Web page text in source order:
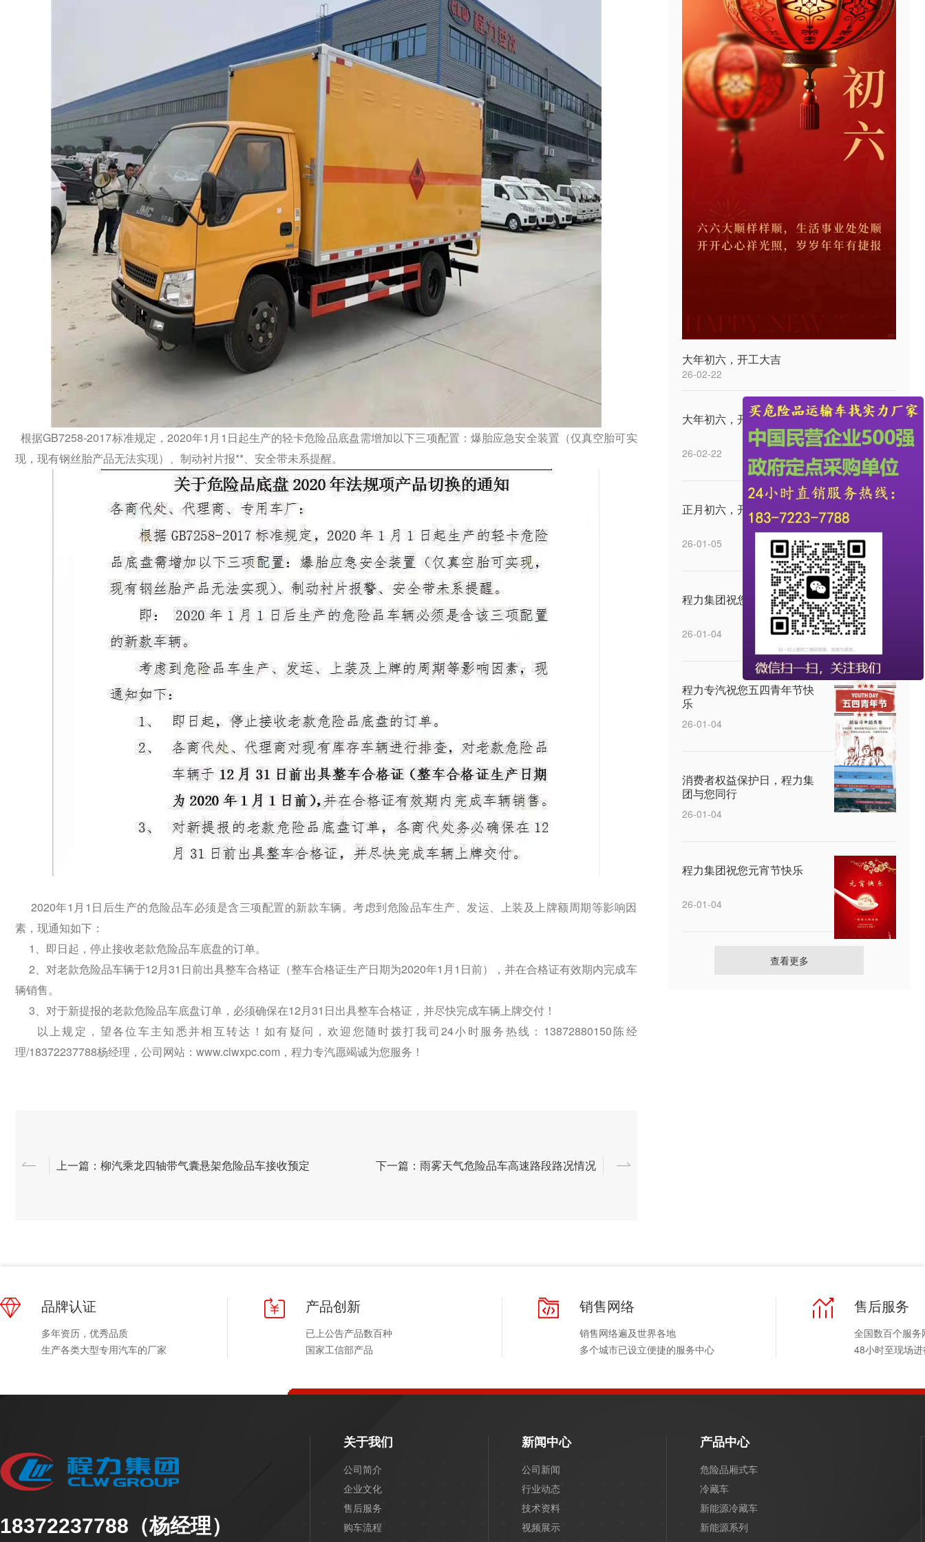
根据GB7258-2017标准规定，2020年1月1日起生产的轻卡危险品底盘需增加以下三项配置：爆胎应急安全装置（仅真空胎可实
现，现有钢丝胎产品无法实现）、制动衬片报**、安全带未系提醒。
2020年1月1日后生产的危险品车必须是含三项配置的新款车辆。考虑到危险品车生产、发运、上装及上牌额周期等影响因
素，现通知如下：
1、即日起，停止接收老款危险品车底盘的订单。
2、对老款危险品车辆于12月31日前出具整车合格证（整车合格证生产日期为2020年1月1日前），并在合格证有效期内完成车
辆销售。
3、对于新提报的老款危险品车底盘订单，必须确保在12月31日出具整车合格证，并尽快完成车辆上牌交付！
以上规定，望各位车主知悉并相互转达！如有疑问，欢迎您随时拨打我司24小时服务热线：13872880150陈经
理/18372237788杨经理，公司网站：www.clwxpc.com，程力专汽愿竭诚为您服务！
上一篇：柳汽乘龙四轴带气囊悬架危险品车接收预定 下一篇：雨雾天气危险品车高速路段路况情况
大年初六，开工大吉
26-02-22
大年初六，开工大吉
26-02-22
正月初六，开工大吉
26-01-05
程力集团祝您中秋快乐
26-01-04
程力专汽祝您五四青年节快
乐
26-01-04
消费者权益保护日，程力集
团与您同行
26-01-04
程力集团祝您元宵节快乐
26-01-04
查看更多
品牌认证
多年资历，优秀品质
生产各类大型专用汽车的厂家
产品创新
已上公告产品数百种
国家工信部产品
销售网络
销售网络遍及世界各地
多个城市已设立便捷的服务中心
售后服务
全国数百个服务
48小时至现场
18372237788（杨经理）
关于我们
公司简介
企业文化
售后服务
购车流程
新闻中心
公司新闻
行业动态
技术资料
视频展示
产品中心
危险品厢式车
冷藏车
新能源冷藏车
新能源系列